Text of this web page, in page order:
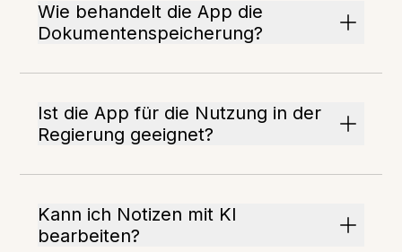
Wie behandelt die App die
Dokumentenspeicherung?
Ist die App für die Nutzung in der
Regierung geeignet?
Kann ich Notizen mit KI
bearbeiten?